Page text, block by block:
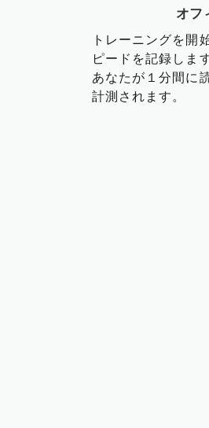
オフ
トレーニングを開
ピードを記録します
あなたが１分間に
計測されます。